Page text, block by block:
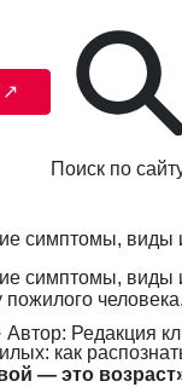
↗
Поиск по
симптомы, виды и
симптомы, виды и
пожилого
· Автор: Редакция
как
— это